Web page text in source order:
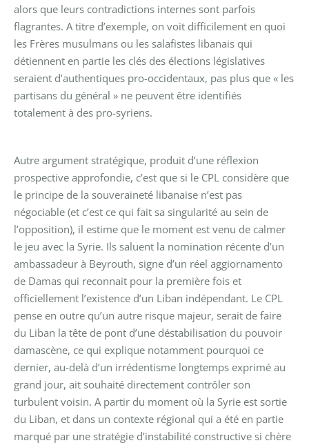
alors que leurs contradictions internes sont parfois
flagrantes. A titre d’exemple, on voit difficilement en quoi
les Frères musulmans ou les salafistes libanais qui
détiennent en partie les clés des élections législatives
seraient d’authentiques pro-occidentaux, pas plus que « les
partisans du général » ne peuvent être identifiés
totalement à des pro-syriens.
Autre argument stratégique, produit d’une réflexion
prospective approfondie, c’est que si le CPL considère que
le principe de la souveraineté libanaise n’est pas
négociable (et c’est ce qui fait sa singularité au sein de
l’opposition), il estime que le moment est venu de calmer
le jeu avec la Syrie. Ils saluent la nomination récente d’un
ambassadeur à Beyrouth, signe d’un réel aggiornamento
de Damas qui reconnait pour la première fois et
officiellement l’existence d’un Liban indépendant. Le CPL
pense en outre qu’un autre risque majeur, serait de faire
du Liban la tête de pont d’une déstabilisation du pouvoir
damascène, ce qui explique notamment pourquoi ce
dernier, au-delà d’un irrédentisme longtemps exprimé au
grand jour, ait souhaité directement contrôler son
turbulent voisin. A partir du moment où la Syrie est sortie
du Liban, et dans un contexte régional qui a été en partie
marqué par une stratégie d’instabilité constructive si chère